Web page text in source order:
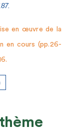
en œuvre de la
en cours (pp.26-